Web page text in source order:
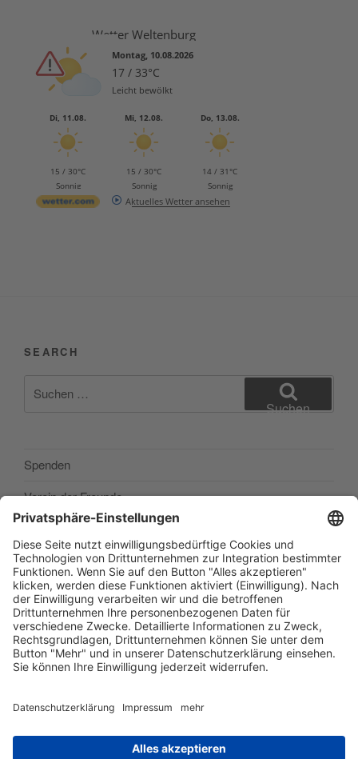
Wetter Weltenburg
Montag, 10.08.2026
17 / 33°C
Leicht bewölkt
Di, 11.08.
15 / 30°C
Sonnig
Mi, 12.08.
15 / 30°C
Sonnig
Do, 13.08.
14 / 31°C
Sonnig
Aktuelles Wetter ansehen
SEARCH
nach:
Suchen
Spenden
Verein der Freunde
Impressum
Barrierefreiheitserklärung
Datenschutzerklärung
Newsletter abonieren
E‑Mail